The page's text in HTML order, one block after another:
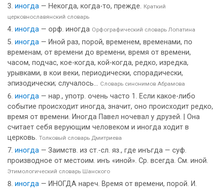
иногда — Некогда, когда-то, прежде. Краткий
церковнославянский словарь
иногда — орф. иногда Орфографический словарь Лопатина
иногда — Иной раз, порой, временем, временами, по
временам, от времени до времени, время от времени,
часом, подчас, кое-когда, кой-когда, редко, изредка,
урывками, в кои веки, периодически, спорадически,
эпизодически; случалось... Словарь синонимов Абрамова
иногда — нар., употр. очень часто 1. Если какое-либо
событие происходит иногда, значит, оно происходит редко,
время от времени. Иногда Павел ночевал у друзей. | Она
считает себя верующим человеком и иногда ходит в
церковь. Толковый словарь Дмитриева
иногда — Заимств. из ст.-сл. яз., где инъгда — суф.
производное от местоим. инъ «иной». Ср. всегда. См. иной.
Этимологический словарь Шанского
иногда — ИНОГДА нареч. Время от времени, порой. И.